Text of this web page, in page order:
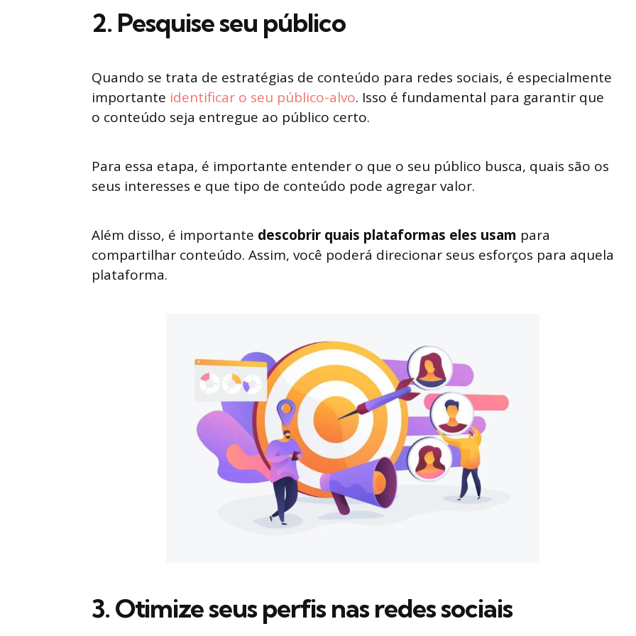
2. Pesquise seu público
Quando se trata de estratégias de conteúdo para redes sociais, é especialmente
importante identificar o seu público-alvo. Isso é fundamental para garantir que
o conteúdo seja entregue ao público certo.
Para essa etapa, é importante entender o que o seu público busca, quais são os
seus interesses e que tipo de conteúdo pode agregar valor.
Além disso, é importante descobrir quais plataformas eles usam para
compartilhar conteúdo. Assim, você poderá direcionar seus esforços para aquela
plataforma.
3. Otimize seus perfis nas redes sociais